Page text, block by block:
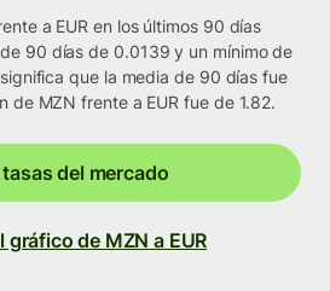
a EUR en los últimos 90 días
90 días de 0.0139 y un mínimo de
que la media de 90 días fue
de MZN frente a EUR fue de 1.82.
del mercado
gráfico de MZN a EUR